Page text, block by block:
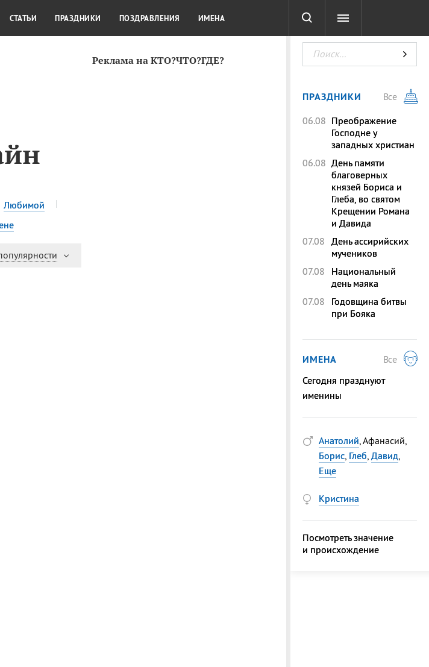
Любимой
Реклама на КТО?ЧТО?ГДЕ?
КУЛЬТУРА КРАСОТА ТЕСТЫ
СТАТЬИ ПРАЗДНИКИ ПОЗДРАВЛЕНИЯ ИМЕНА
ПРАЗДНИКИ
Все
06.08 Преображение
Господне у
западных христиан
06.08 День памяти
благоверных
князей Бориса и
Глеба, во святом
Крещении Романа
и Давида
07.08 День ассирийских
мучеников
07.08
Национальный
день маяка
07.08
Годовщина битвы
при Бояка
ИМЕНА
Все
Сегодня празднуют
именины
Анатолий, Афанасий,
Борис, Глеб, Давид,
Еще
Кристина
Посмотреть значение
и происхождение